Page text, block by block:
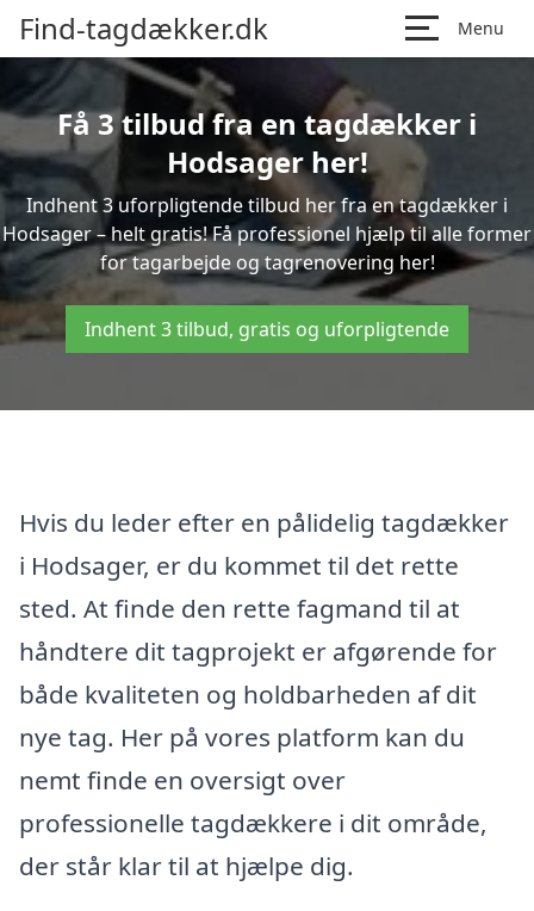
Find-tagdækker.dk Menu
Få 3 tilbud fra en tagdækker i
Hodsager her!
Indhent 3 uforpligtende tilbud her fra en tagdækker i
Hodsager – helt gratis! Få professionel hjælp til alle former
for tagarbejde og tagrenovering her!
Indhent 3 tilbud, gratis og uforpligtende
Hvis du leder efter en pålidelig tagdækker
i Hodsager, er du kommet til det rette
sted. At finde den rette fagmand til at
håndtere dit tagprojekt er afgørende for
både kvaliteten og holdbarheden af dit
nye tag. Her på vores platform kan du
nemt finde en oversigt over
professionelle tagdækkere i dit område,
der står klar til at hjælpe dig.